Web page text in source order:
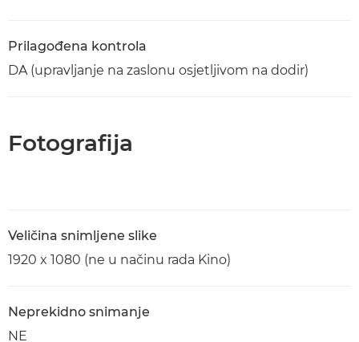
Prilagođena kontrola
DA (upravljanje na zaslonu osjetljivom na dodir)
Fotografija
Veličina snimljene slike
1920 x 1080 (ne u načinu rada Kino)
Neprekidno snimanje
NE